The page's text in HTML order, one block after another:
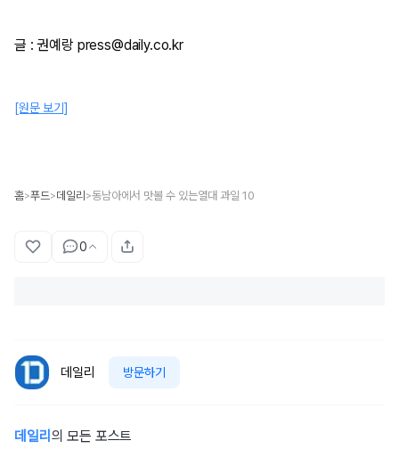
글 : 권예랑 press@daily.co.kr
[원문 보기]
홈>푸드>데일리 >동남아에서 맛볼 수 있는열대 과일 10
0
데일리 방문하기
데일리 의 모든 포스트